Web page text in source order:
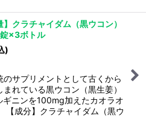
】クラチャイダム（黒ウコン）
×3ボトル
)
のサプリメントとして古くから
れている黒ウコン（黒生姜）
ギニンを100mg加えたカオラオ
【成分】クラチャイダム（黒ウ